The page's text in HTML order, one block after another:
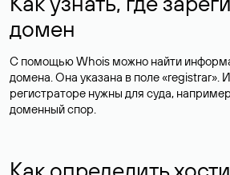
домен
С помощью Whois можно найти
домена. Она указана в поле «registrar».
регистраторе нужны для суда,
доменный спор.